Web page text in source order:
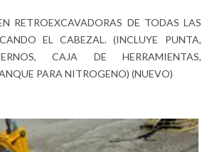
RETROEXCAVADORAS DE TODAS LAS
EL CABEZAL. (INCLUYE PUNTA,
CAJA DE HERRAMIENTAS,
PARA NITROGENO) (NUEVO)